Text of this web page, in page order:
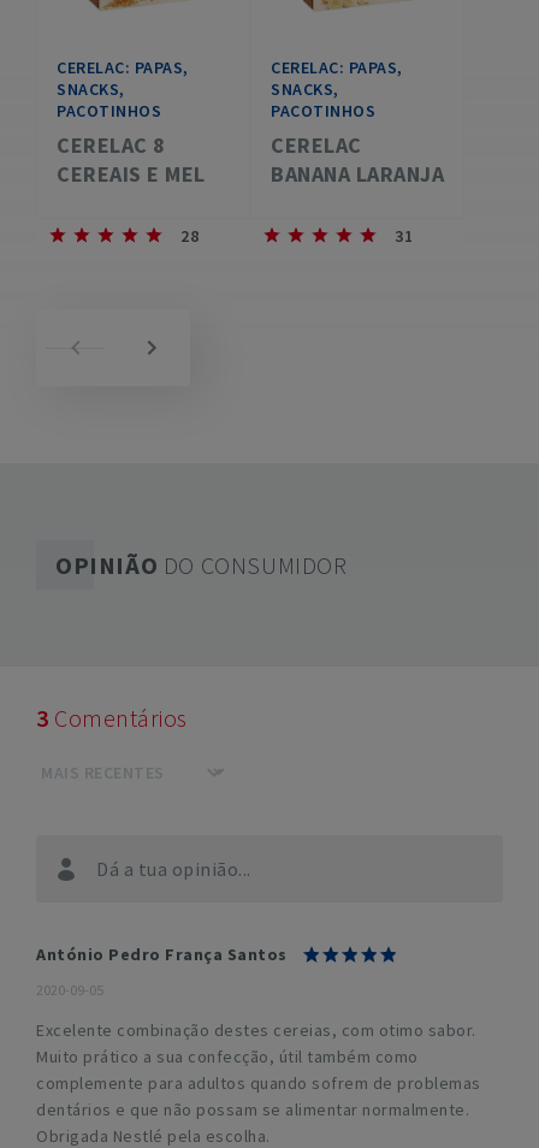
CERELAC: PAPAS,
SNACKS,
PACOTINHOS
CERELAC 8
CEREAIS E MEL
28
CERELAC: PAPAS,
SNACKS,
PACOTINHOS
CERELAC
BANANA LARANJA
31
OPINIÃO DO CONSUMIDOR
Dá a tua opinião...
3 Comentários
António Pedro França Santos
2020-09-05
Excelente combinação destes cereias, com otimo sabor.
Muito prático a sua confecção, útil também como
complemente para adultos quando sofrem de problemas
dentários e que não possam se alimentar normalmente.
Obrigada Nestlé pela escolha.